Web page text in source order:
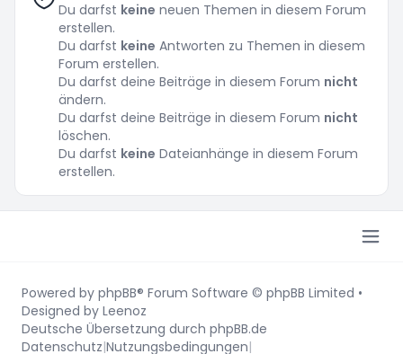
Du darfst keine neuen Themen in diesem Forum
erstellen.
Du darfst keine Antworten zu Themen in diesem
Forum erstellen.
Du darfst deine Beiträge in diesem Forum nicht
ändern.
Du darfst deine Beiträge in diesem Forum nicht
löschen.
Du darfst keine Dateianhänge in diesem Forum
erstellen.
Powered by phpBB® Forum Software © phpBB Limited •
Designed by Leenoz
Deutsche Übersetzung durch phpBB.de
Datenschutz|Nutzungsbedingungen|